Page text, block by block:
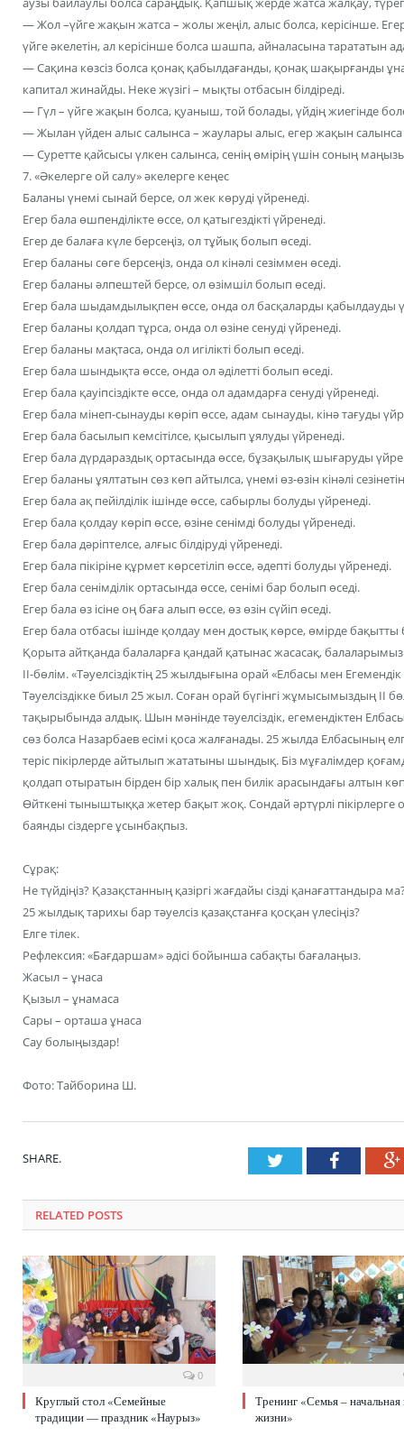
— Жол –үйге жақын жатса – жолы жеңіл, алыс болса, керісінше.
үйге әкелетін, ал керісінше болса шашпа, айналасына тарататын
— Сақина көзсіз болса қонақ қабылдағанды, қонақ шақырғанды
капитал жинайды. Неке жүзігі – мықты отбасын білдіреді.
— Гүл – үйге жақын болса, қуаныш, той болады, үйдің жиегінде
— Жылан үйден алыс салынса – жаулары алыс, егер жақын
— Суретте қайсысы үлкен салынса, сенің өмірің үшін соның
7. «Әкелерге ой салу» әкелерге кеңес
Баланы үнемі сынай берсе, ол жек көруді үйренеді.
Егер бала өшпенділікте өссе, ол қатыгездікті үйренеді.
Егер де балаға күле берсеңіз, ол тұйық болып өседі.
Егер баланы сөге берсеңіз, онда ол кінәлі сезіммен өседі.
Егер баланы әлпештей берсе, ол өзімшіл болып өседі.
Егер бала шыдамдылықпен өссе, онда ол басқаларды қабылдауды
Егер баланы қолдап тұрса, онда ол өзіне сенуді үйренеді.
Егер баланы мақтаса, онда ол игілікті болып өседі.
Егер бала шындықта өссе, онда ол әділетті болып өседі.
Егер бала қауіпсіздікте өссе, онда ол адамдарға сенуді үйренеді.
Егер бала мінеп-сынауды көріп өссе, адам сынауды, кінә тағуды
Егер бала басылып кемсітілсе, қысылып ұялуды үйренеді.
Егер бала дүрдараздық ортасында өссе, бұзақылық шығаруды
Егер баланы ұялтатын сөз көп айтылса, үнемі өз-өзін кінәлі
Егер бала ақ пейілділік ішінде өссе, сабырлы болуды үйренеді.
Егер бала қолдау көріп өссе, өзіне сенімді болуды үйренеді.
Егер бала дәріптелсе, алғыс білдіруді үйренеді.
Егер бала пікіріне құрмет көрсетіліп өссе, әдепті болуды үйренеді.
Егер бала сенімділік ортасында өссе, сенімі бар болып өседі.
Егер бала өз ісіне оң баға алып өссе, өз өзін сүйіп өседі.
Егер бала отбасы ішінде қолдау мен достық көрсе, өмірде бақытты
Қорыта айтқанда балаларға қандай қатынас жасасақ,
ІІ-бөлім. «Тәуелсіздіктің 25 жылдығына орай «Елбасы мен
Тәуелсіздікке биыл 25 жыл. Соған орай бүгінгі жұмысымыздың ІІ
тақырыбында алдық. Шын мәнінде тәуелсіздік, егемендіктен
сөз болса Назарбаев есімі қоса жалғанады. 25 жылда Елбасының
теріс пікірлерде айтылып жататыны шындық. Біз мұғалімдер
қолдап отыратын бірден бір халық пен билік арасындағы алтын
Өйткені тыныштыққа жетер бақыт жоқ. Сондай әртүрлі
баянды сіздерге ұсынбақпыз.
Сұрақ:
Не түйдіңіз? Қазақстанның қазіргі жағдайы сізді қанағаттандыра
25 жылдық тарихы бар тәуелсіз қазақстанға қосқан үлесіңіз?
Елге тілек.
Рефлексия: «Бағдаршам» әдісі бойынша сабақты бағалаңыз.
Жасыл – ұнаса
Қызыл – ұнамаса
Сары – орташа ұнаса
Сау болыңыздар!
Фото: Тайборина Ш.
SHARE. Twitter
RELATED POSTS
0
Круглый стол «Семейные
традиции — праздник «Наурыз»
Тренинг «Семья –
жизни»